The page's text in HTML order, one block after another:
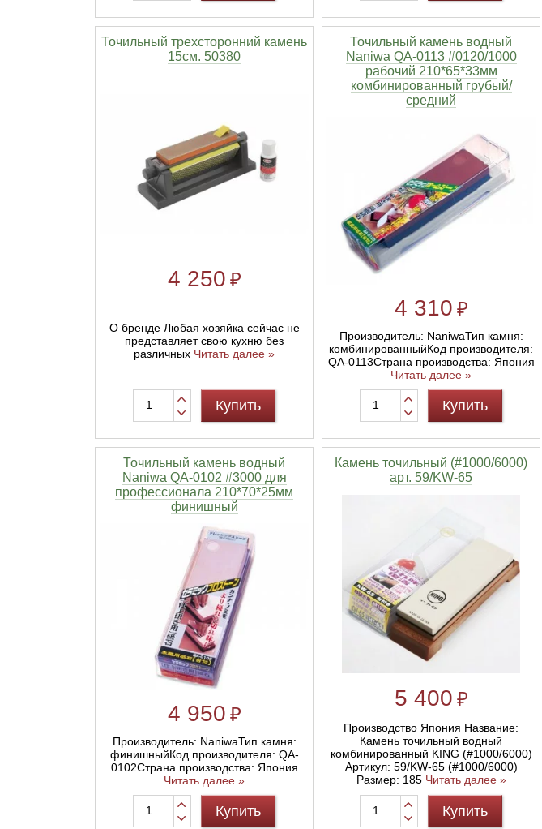
Точильный трехсторонний камень
15см. 50380
4 250 ₽
О бренде Любая хозяйка сейчас не
представляет свою кухню без
различных Читать далее »
Купить
Точильный камень водный
Naniwa QA-0113 #0120/1000
рабочий 210*65*33мм
комбинированный грубый/
средний
4 310 ₽
Производитель: NaniwaТип камня:
комбинированныйКод производителя:
QA-0113Страна производства: Япония
Читать далее »
Купить
Точильный камень водный
Naniwa QA-0102 #3000 для
профессионала 210*70*25мм
финишный
4 950 ₽
Производитель: NaniwaТип камня:
финишныйКод производителя: QA-
0102Страна производства: Япония
Читать далее »
Купить
Камень точильный (#1000/6000)
арт. 59/KW-65
5 400 ₽
Производство Япония Название:
Камень точильный водный
комбинированный KING (#1000/6000)
Артикул: 59/KW-65 (#1000/6000)
Размер: 185 Читать далее »
Купить
Линейки для настройки лука
Охотничьи ножи